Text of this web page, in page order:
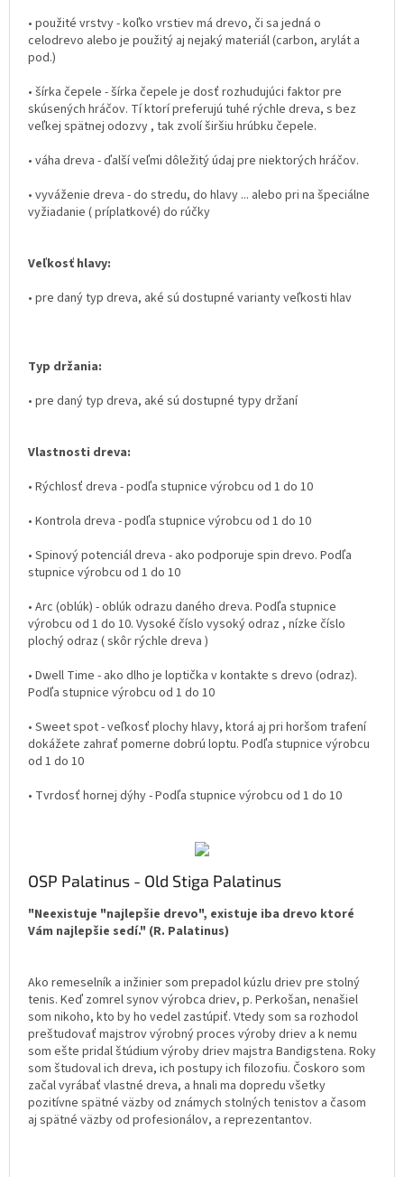
• použité vrstvy - koľko vrstiev má drevo, či sa jedná o
celodrevo alebo je použitý aj nejaký materiál (carbon, arylát a
pod.)
• šírka čepele - šírka čepele je dosť rozhudujúci faktor pre
skúsených hráčov. Tí ktorí preferujú tuhé rýchle dreva, s bez
veľkej spätnej odozvy , tak zvolí širšiu hrúbku čepele.
• váha dreva - ďalší veľmi dôležitý údaj pre niektorých hráčov.
• vyváženie dreva - do stredu, do hlavy ... alebo pri na špeciálne
vyžiadanie ( príplatkové) do rúčky
Veľkosť hlavy:
• pre daný typ dreva, aké sú dostupné varianty veľkosti hlav
Typ držania:
• pre daný typ dreva, aké sú dostupné typy držaní
Vlastnosti dreva:
• Rýchlosť dreva - podľa stupnice výrobcu od 1 do 10
• Kontrola dreva - podľa stupnice výrobcu od 1 do 10
• Spinový potenciál dreva - ako podporuje spin drevo. Podľa
stupnice výrobcu od 1 do 10
• Arc (oblúk) - oblúk odrazu daného dreva. Podľa stupnice
výrobcu od 1 do 10. Vysoké číslo vysoký odraz , nízke číslo
plochý odraz ( skôr rýchle dreva )
• Dwell Time - ako dlho je loptička v kontakte s drevo (odraz).
Podľa stupnice výrobcu od 1 do 10
• Sweet spot - veľkosť plochy hlavy, ktorá aj pri horšom trafení
dokážete zahrať pomerne dobrú loptu. Podľa stupnice výrobcu
od 1 do 10
• Tvrdosť hornej dýhy - Podľa stupnice výrobcu od 1 do 10
OSP Palatinus - Old Stiga Palatinus
"Neexistuje "najlepšie drevo", existuje iba drevo ktoré
Vám najlepšie sedí." (R. Palatinus)
Ako remeselník a inžinier som prepadol kúzlu driev pre stolný
tenis. Keď zomrel synov výrobca driev, p. Perkošan, nenašiel
som nikoho, kto by ho vedel zastúpiť. Vtedy som sa rozhodol
preštudovať majstrov výrobný proces výroby driev a k nemu
som ešte pridal štúdium výroby driev majstra Bandigstena. Roky
som študoval ich dreva, ich postupy ich filozofiu. Čoskoro som
začal vyrábať vlastné dreva, a hnali ma dopredu všetky
pozitívne spätné väzby od známych stolných tenistov a časom
aj spätné väzby od profesionálov, a reprezentantov.